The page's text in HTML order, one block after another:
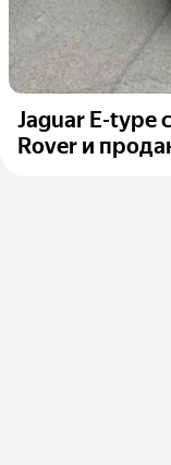
Jaguar E-type
Rover и